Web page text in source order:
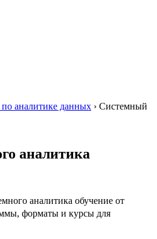
аналитике данных › Системный
аналитика
аналитика обучение от
форматы и курсы для